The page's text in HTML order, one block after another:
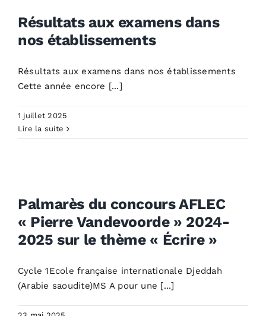
Non classé
Résultats aux examens dans
nos établissements
Résultats aux examens dans nos établissements
Cette année encore [...]
1 juillet 2025
Lire la suite
sur le thème « Écrire »
University News
Palmarès du concours AFLEC
« Pierre Vandevoorde » 2024-
2025 sur le thème « Écrire »
Cycle 1Ecole française internationale Djeddah
(Arabie saoudite)MS A pour une [...]